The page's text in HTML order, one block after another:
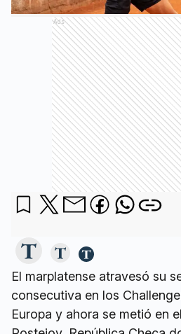
Ads
El marplatense atravesó su
consecutiva en los
Europa y ahora se metió en